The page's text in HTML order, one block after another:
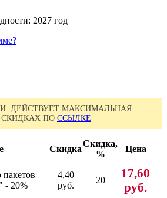
2027 год
ДЕЙСТВУЕТ МАКСИМАЛЬНАЯ.
СКИДКАХ ПО ССЫЛКЕ
Скидка
Скидка,
%
Цена
- 20%
4,40
руб.
20
17,60
руб.